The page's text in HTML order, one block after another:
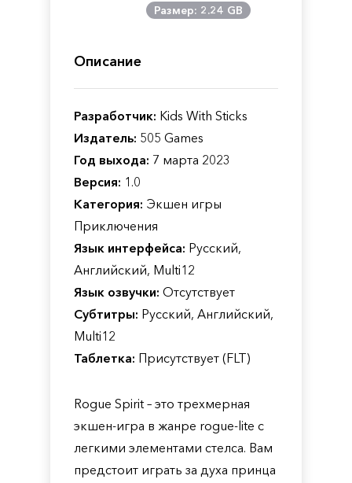
Размер: 2.24 GB
Описание
Разработчик: Kids With Sticks
Издатель: 505 Games
Год выхода: 7 марта 2023
Версия: 1.0
Категория: Экшен игры
Приключения
Язык интерфейса: Русский,
Английский, Multi12
Язык озвучки: Отсутствует
Субтитры: Русский, Английский,
Multi12
Таблетка: Присутствует (FLT)
Rogue Spirit – это трехмерная
экшен-игра в жанре rogue-lite с
легкими элементами стелса. Вам
предстоит играть за духа принца